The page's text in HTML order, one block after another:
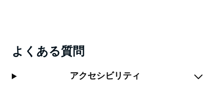
よくある質問
アクセシビリティ